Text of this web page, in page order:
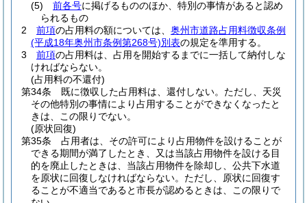
(5) 前各号に掲げるもののほか、特別の事情があると認め
られるもの
2
前項の占用料の額については、 奥州市道路占用料徴収条例
(平成18年奥州市条例第268号)別表の規定を準用する。
3
前項の占用料は、占用を開始するまでに一括して納付しな
ければならない。
(占用料の不還付)
第34条
既に徴収した占用料は、還付しない。 ただし、天災
その他特別の事情により占用することができなくなったと
きは、この限りでない。
(原状回復)
第35条
占用者は、その許可により占用物件を設けることが
できる期間が満了したとき、又は当該占用物件を設ける目
的を廃止したときは、当該占用物件を除却し、公共下水道
を原状に回復しなければならない。 ただし、原状に回復す
ることが不適当であると市長が認めるときは、この限りで